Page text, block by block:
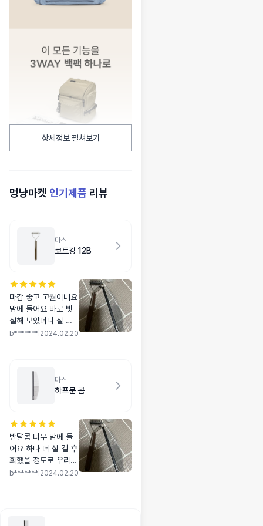
상세정보 펼쳐보기
멍냥마켓 인기제품 리뷰
마스
코트킹 12B
마감 좋고 고퀄이네요
맘에 들어요 바로 빗
질해 보았더니 잘 빗
겨지고 아이가 가만히
b******* 2024.02.20
마스
하프문 콤
반달콤 너무 맘에 들
어요 하나 더 살 걸 후
회했을 정도로 우리
강아지한테 꼭 필요한
b******* 2024.02.20